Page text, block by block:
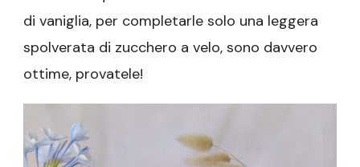
di vaniglia, per completarle solo una leggera
spolverata di zucchero a velo, sono davvero
ottime, provatele!